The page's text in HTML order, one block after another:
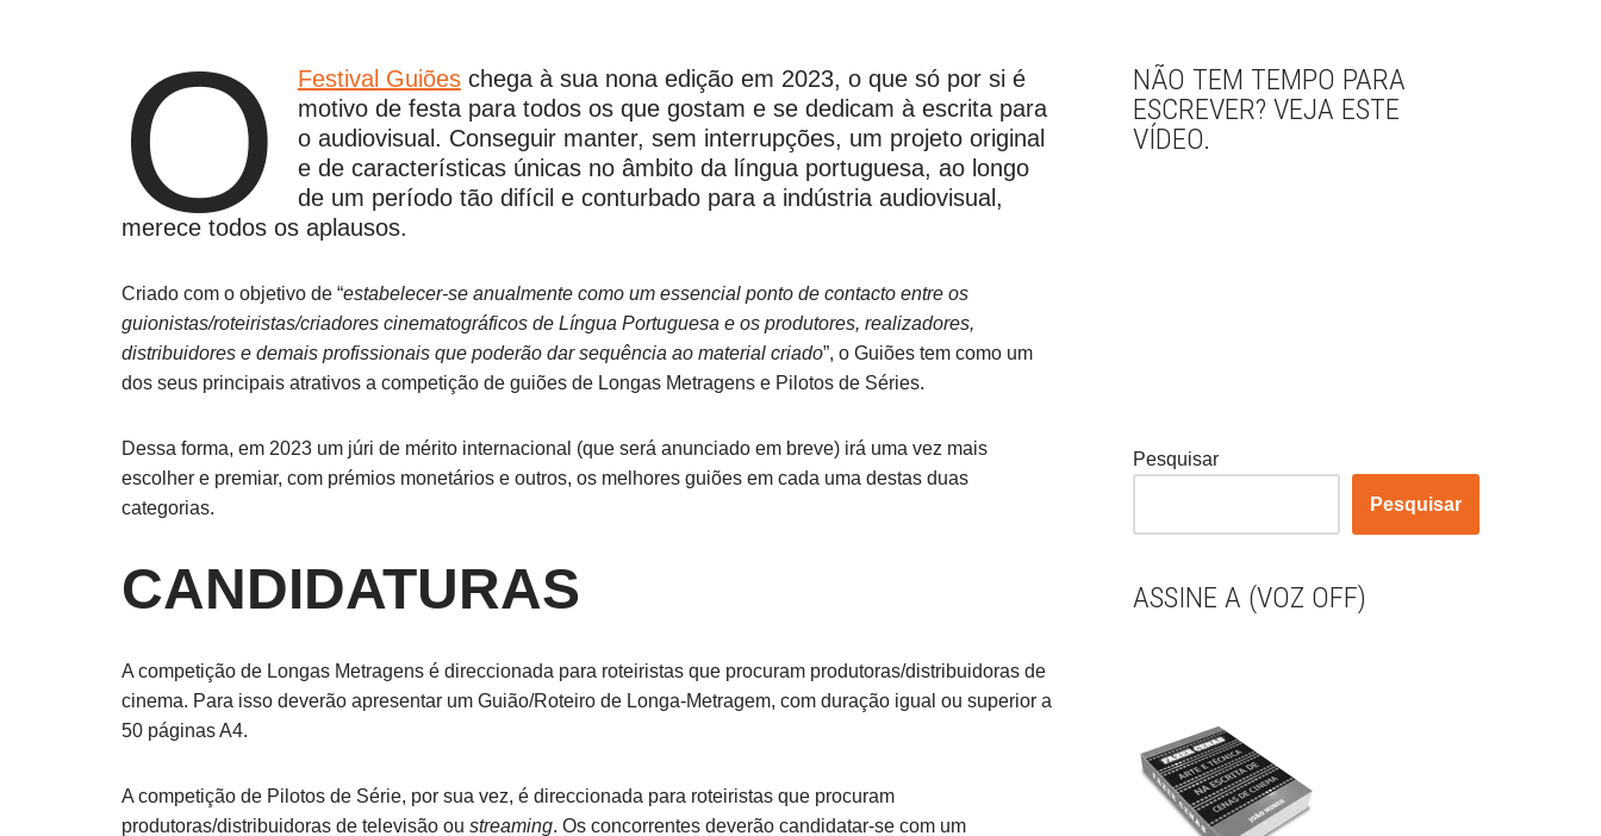
O Festival Guiõeschega à sua nona edição em 2023, o que só por si é
motivo de festa para todos os que gostam e se dedicam à escrita para
o audiovisual. Conseguir manter, sem interrupções, um projeto original
e de características únicas no âmbito da língua portuguesa, ao longo
de um período tão difícil e conturbado para a indústria audiovisual,
merece todos os aplausos.
Criado com o objetivo de “estabelecer-se anualmente como um essencial ponto de contacto entre os
guionistas/roteiristas/criadores cinematográficos de Língua Portuguesa e os produtores, realizadores,
distribuidores e demais profissionais que poderão dar sequência ao material criado”, o Guiões tem como um
dos seus principais atrativos a competição de guiões de Longas Metragens e Pilotos de Séries.
Dessa forma, em 2023 um júri de mérito internacional (que será anunciado em breve) irá uma vez mais
escolher e premiar, com prémios monetários e outros, os melhores guiões em cada uma destas duas
categorias.
CANDIDATURAS
A competição de Longas Metragens é direccionada para roteiristas que procuram produtoras/distribuidoras de
cinema. Para isso deverão apresentar um Guião/Roteiro de Longa-Metragem, com duração igual ou superior a
50 páginas A4.
A competição de Pilotos de Série, por sua vez, é direccionada para roteiristas que procuram
produtoras/distribuidoras de televisão ou streaming. Os concorrentes deverão candidatar-se com um
NÃO TEM TEMPO PARA
ESCREVER? VEJA ESTE
VÍDEO.
Pesquisar
Pesquisar
ASSINE A (VOZ OFF)